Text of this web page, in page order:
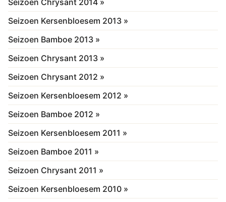
Seizoen Chrysant 2014 »
Seizoen Kersenbloesem 2013 »
Seizoen Bamboe 2013 »
Seizoen Chrysant 2013 »
Seizoen Chrysant 2012 »
Seizoen Kersenbloesem 2012 »
Seizoen Bamboe 2012 »
Seizoen Kersenbloesem 2011 »
Seizoen Bamboe 2011 »
Seizoen Chrysant 2011 »
Seizoen Kersenbloesem 2010 »